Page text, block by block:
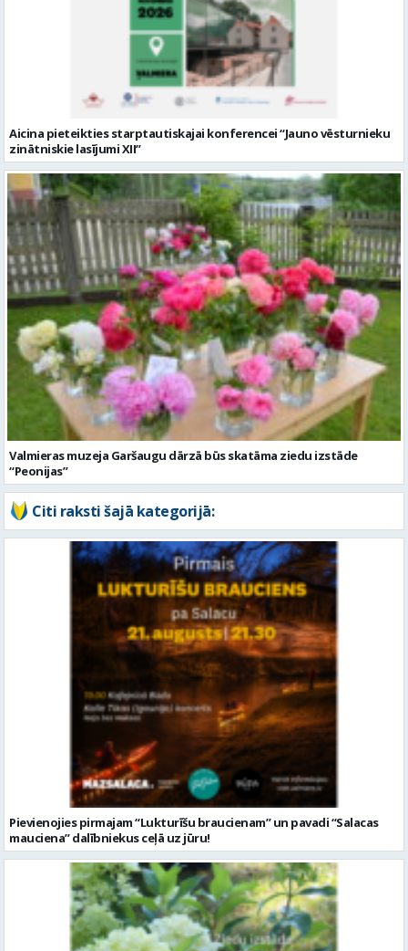
Aicina pieteikties starptautiskajai konferencei “Jauno vēsturnieku
zinātniskie lasījumi XII”
Valmieras muzeja Garšaugu dārzā būs skatāma ziedu izstāde
“Peonijas”
Citi raksti šajā kategorijā:
Pievienojies pirmajam “Lukturīšu braucienam” un pavadi “Salacas
mauciena” dalībniekus ceļā uz jūru!